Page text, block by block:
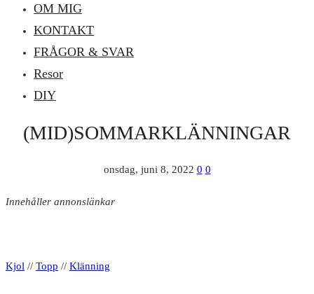
OM MIG
KONTAKT
FRÅGOR & SVAR
Resor
DIY
(MID)SOMMARKLÄNNINGAR
onsdag, juni 8, 2022 0 0
Innehåller annonslänkar
Kjol // Topp // Klänning